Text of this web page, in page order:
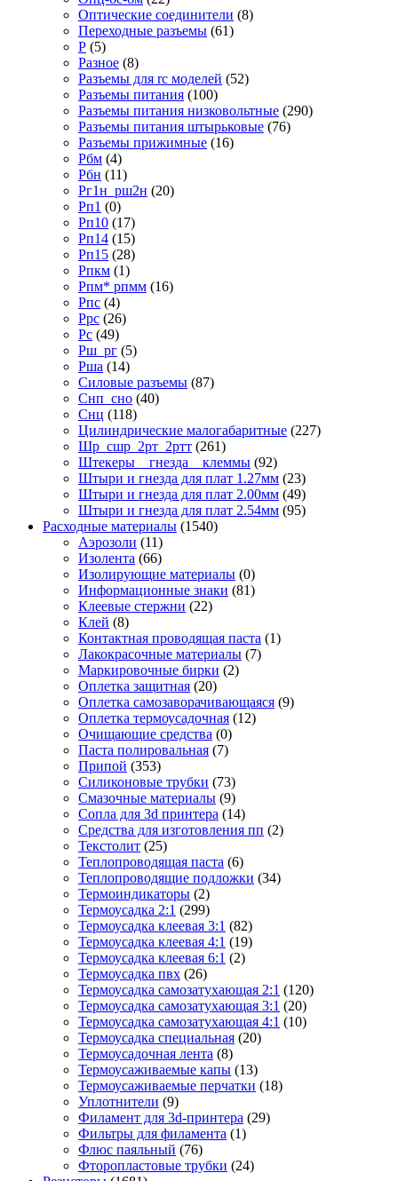
Оптические соединители (8)
Переходные разъемы (61)
Р (5)
Разное (8)
Разъемы для rc моделей (52)
Разъемы питания (100)
Разъемы питания низковольтные (290)
Разъемы питания штырьковые (76)
Разъемы прижимные (16)
Рбм (4)
Рбн (11)
Рг1н_рш2н (20)
Рп1 (0)
Рп10 (17)
Рп14 (15)
Рп15 (28)
Рпкм (1)
Рпм* рпмм (16)
Рпс (4)
Ррс (26)
Рс (49)
Рш_рг (5)
Рша (14)
Силовые разъемы (87)
Снп_сно (40)
Снц (118)
Цилиндрические малогабаритные (227)
Шр_сшр_2рт_2ртт (261)
Штекеры _ гнезда _ клеммы (92)
Штыри и гнезда для плат 1.27мм (23)
Штыри и гнезда для плат 2.00мм (49)
Штыри и гнезда для плат 2.54мм (95)
Расходные материалы (1540)
Аэрозоли (11)
Изолента (66)
Изолирующие материалы (0)
Информационные знаки (81)
Клеевые стержни (22)
Клей (8)
Контактная проводящая паста (1)
Лакокрасочные материалы (7)
Маркировочные бирки (2)
Оплетка защитная (20)
Оплетка самозаворачивающаяся (9)
Оплетка термоусадочная (12)
Очищающие средства (0)
Паста полировальная (7)
Припой (353)
Силиконовые трубки (73)
Смазочные материалы (9)
Сопла для 3d принтера (14)
Средства для изготовления пп (2)
Текстолит (25)
Теплопроводящая паста (6)
Теплопроводящие подложки (34)
Термоиндикаторы (2)
Термоусадка 2:1 (299)
Термоусадка клеевая 3:1 (82)
Термоусадка клеевая 4:1 (19)
Термоусадка клеевая 6:1 (2)
Термоусадка пвх (26)
Термоусадка самозатухающая 2:1 (120)
Термоусадка самозатухающая 3:1 (20)
Термоусадка самозатухающая 4:1 (10)
Термоусадка специальная (20)
Термоусадочная лента (8)
Термоусаживаемые капы (13)
Термоусаживаемые перчатки (18)
Уплотнители (9)
Филамент для 3d-принтера (29)
Фильтры для филамента (1)
Флюс паяльный (76)
Фторопластовые трубки (24)